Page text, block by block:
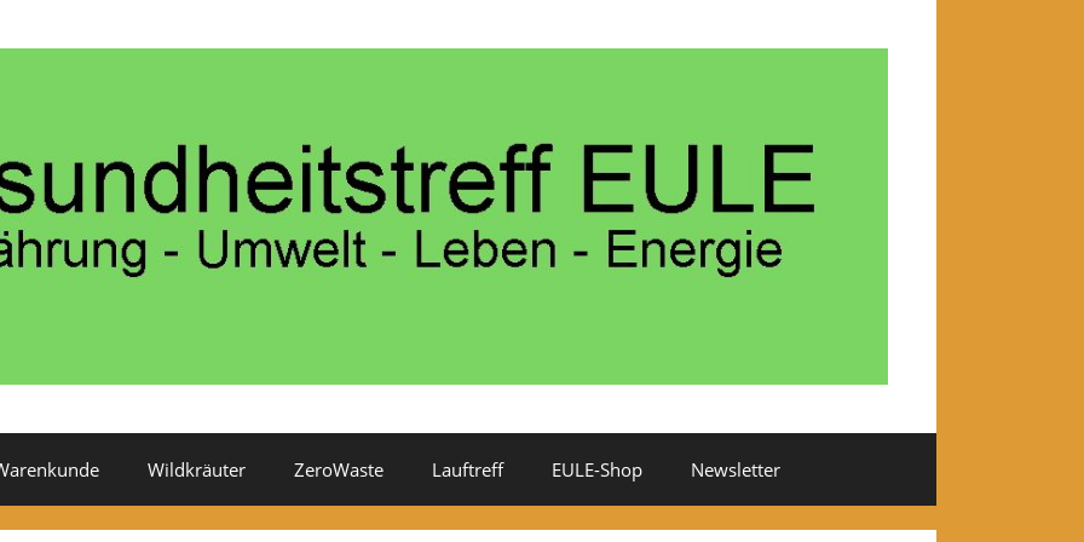
Wildkräuter ZeroWaste Lauftreff EULE-Shop Newsletter